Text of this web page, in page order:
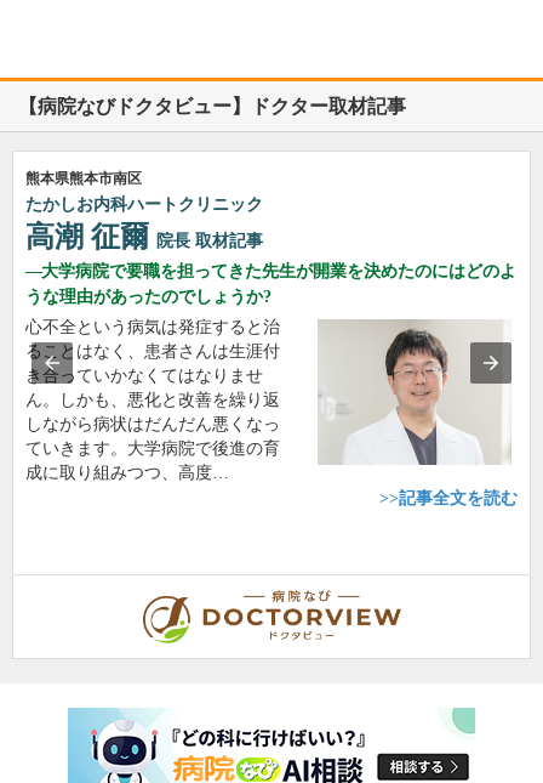
【病院なびドクタビュー】ドクター取材記事
熊本県熊本市南区
たかしお内科ハートクリニック
高潮 征爾 院長 取材記事
大学病院で要職を担ってきた先生が開業を決めたのにはどのよ
うな理由があったのでしょうか?
心不全という病気は発症すると治
ることはなく、患者さんは生涯付
き合っていかなくてはなりませ
ん。しかも、悪化と改善を繰り返
しながら病状はだんだん悪くなっ
ていきます。大学病院で後進の育
成に取り組みつつ、高度…
>>記事全文を読む